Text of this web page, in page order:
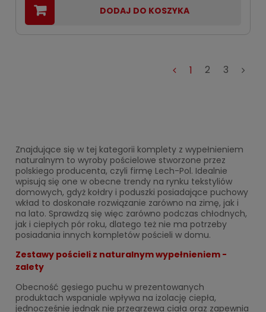
DODAJ DO KOSZYKA
1 2 3
Znajdujące się w tej kategorii komplety z wypełnieniem
naturalnym to wyroby pościelowe stworzone przez
polskiego producenta, czyli firmę Lech-Pol. Idealnie
wpisują się one w obecne trendy na rynku tekstyliów
domowych, gdyż kołdry i poduszki posiadające puchowy
wkład to doskonałe rozwiązanie zarówno na zimę, jak i
na lato. Sprawdzą się więc zarówno podczas chłodnych,
jak i ciepłych pór roku, dlatego też nie ma potrzeby
posiadania innych kompletów pościeli w domu.
Zestawy pościeli z naturalnym wypełnieniem -
zalety
Obecność gęsiego puchu w prezentowanych
produktach wspaniale wpływa na izolację ciepła,
jednocześnie jednak nie przegrzewa ciała oraz zapewnia